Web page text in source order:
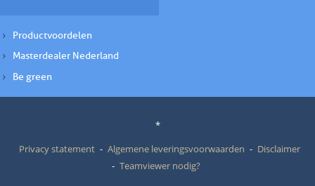
Productvoordelen
Masterdealer Nederland
Be green
*
Privacy statement
Algemene leveringsvoorwaarden
Disclaimer
Teamviewer nodig?